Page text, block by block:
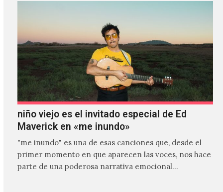
niño viejo es el invitado especial de Ed
Maverick en «me inundo»
"me inundo" es una de esas canciones que, desde el
primer momento en que aparecen las voces, nos hace
parte de una poderosa narrativa emocional…